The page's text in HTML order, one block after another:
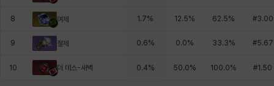
8 여제 1.7% 12.5% 62.5% #3.00
9 절제 0.6% 0.0% 33.3% #5.67
10 더 데스-새벽 0.4% 50.0% 100.0% #1.50